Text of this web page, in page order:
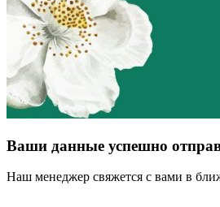
Ваши данные успешно
Наш менеджер свяжется с вами в